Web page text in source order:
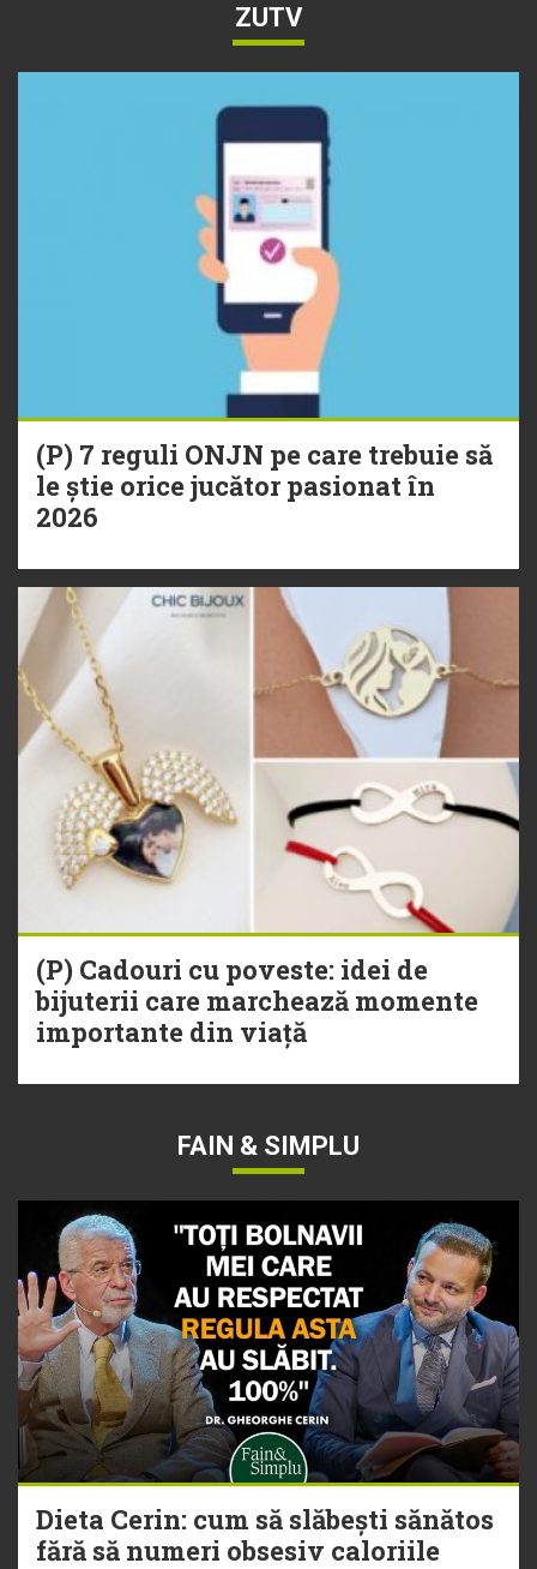
ZUTV
(P) 7 reguli ONJN pe care trebuie să
le știe orice jucător pasionat în
2026
(P) Cadouri cu poveste: idei de
bijuterii care marchează momente
importante din viață
FAIN & SIMPLU
Dieta Cerin: cum să slăbești sănătos
fără să numeri obsesiv caloriile